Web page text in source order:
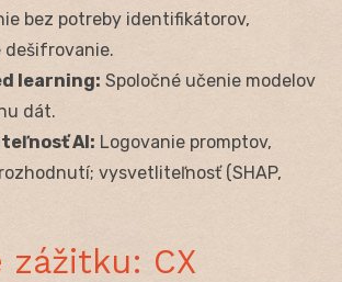
bez potreby identifikátorov,
dešifrovanie.
learning: Spoločné učenie modelov
dát.
AI: Logovanie promptov,
vysvetliteľnosť (SHAP,
zážitku: CX